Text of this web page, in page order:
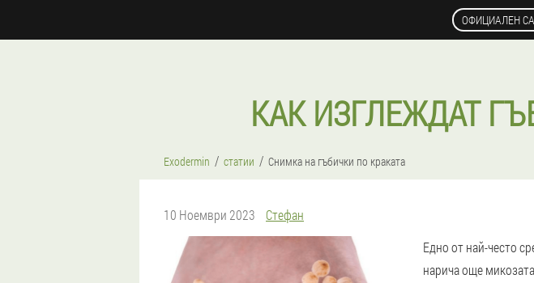
ОФИЦИАЛЕН
КАК ИЗГЛЕЖДАТ
Exodermin статии Снимка на гъбички по краката
10 Ноември 2023
Стефан
Едно от най-често
нарича още